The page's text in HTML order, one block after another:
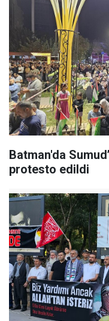
Batman'da
protesto edildi